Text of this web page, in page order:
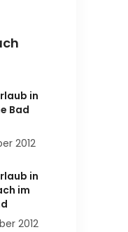
in
Bad
2012
in
im
2012